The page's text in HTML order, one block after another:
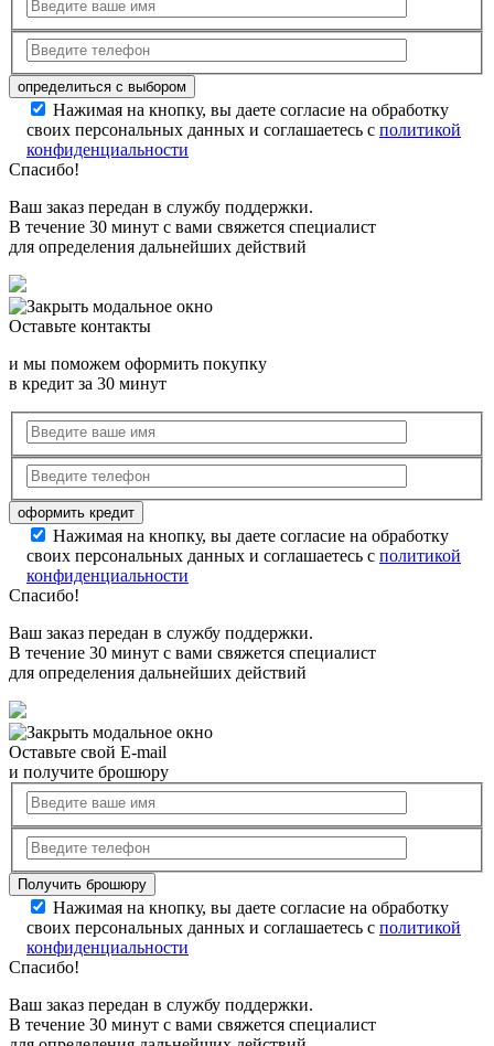
Нажимая на кнопку, вы даете согласие на обработку
своих персональных данных и соглашаетесь с политикой
конфиденциальности
Спасибо!
Ваш заказ передан в службу поддержки.
В течение 30 минут с вами свяжется специалист
для определения дальнейших действий
Оставьте контакты
и мы поможем оформить покупку
в кредит за 30 минут
Нажимая на кнопку, вы даете согласие на обработку
своих персональных данных и соглашаетесь с политикой
конфиденциальности
Спасибо!
Ваш заказ передан в службу поддержки.
В течение 30 минут с вами свяжется специалист
для определения дальнейших действий
Оставьте свой E-mail
и получите брошюру
Нажимая на кнопку, вы даете согласие на обработку
своих персональных данных и соглашаетесь с политикой
конфиденциальности
Спасибо!
Ваш заказ передан в службу поддержки.
В течение 30 минут с вами свяжется специалист